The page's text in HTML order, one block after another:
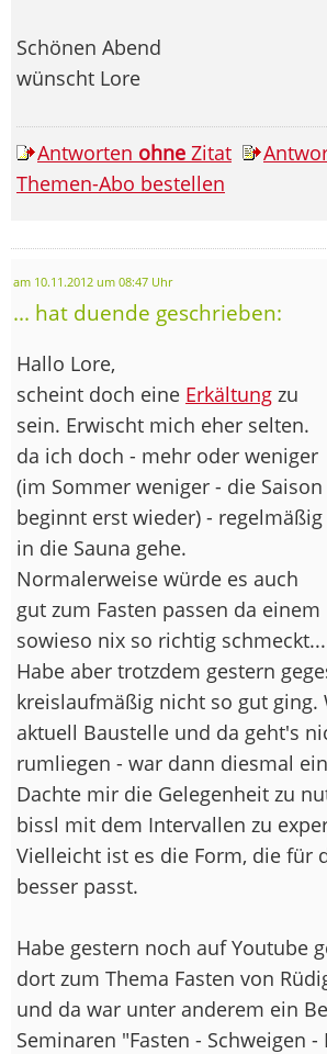
Schönen Abend
wünscht Lore
Antworten ohne Zitat
Themen-Abo bestellen
am 10.11.2012 um 08:47 Uhr
... hat duende geschrieben:
Hallo Lore,
scheint doch eine Erkältung zu
sein. Erwischt mich eher selten.
da ich doch - mehr oder weniger
(im Sommer weniger - die Saison
beginnt erst wieder) - regelmäßig
in die Sauna gehe.
Normalerweise würde es auch
gut zum Fasten passen da einem
sowieso nix so richtig schmeckt...
Habe aber trotzdem gestern
kreislaufmäßig nicht so gut ging.
aktuell Baustelle und da geht's
rumliegen - war dann diesmal
Dachte mir die Gelegenheit zu
bissl mit dem Intervallen zu
Vielleicht ist es die Form, die für
besser passt.
Habe gestern noch auf Youtube
dort zum Thema Fasten von
und da war unter anderem ein
Seminaren "Fasten - Schweigen